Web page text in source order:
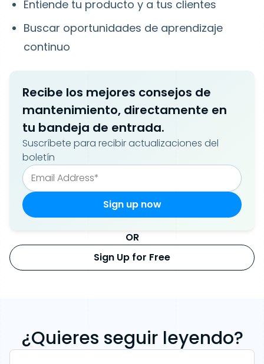
Entiende tu producto y a tus clientes
Buscar oportunidades de aprendizaje
continuo
Recibe los mejores consejos de
mantenimiento, directamente en
tu bandeja de entrada.
Suscríbete para recibir actualizaciones del
boletín
OR
Sign Up for Free
¿Quieres seguir leyendo?